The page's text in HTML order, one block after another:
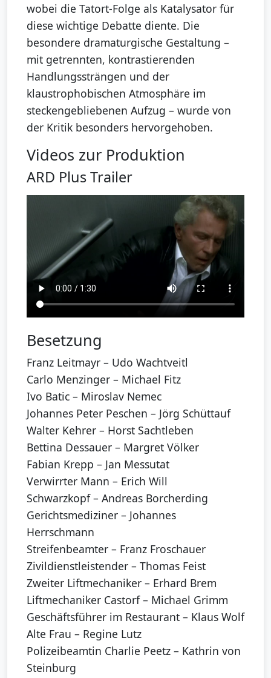
wobei die Tatort-Folge als Katalysator für
diese wichtige Debatte diente. Die
besondere dramaturgische Gestaltung –
mit getrennten, kontrastierenden
Handlungssträngen und der
klaustrophobischen Atmosphäre im
steckengebliebenen Aufzug – wurde von
der Kritik besonders hervorgehoben.
Videos zur Produktion
ARD Plus Trailer
Besetzung
Franz Leitmayr – Udo Wachtveitl
Carlo Menzinger – Michael Fitz
Ivo Batic – Miroslav Nemec
Johannes Peter Peschen – Jörg Schüttauf
Walter Kehrer – Horst Sachtleben
Bettina Dessauer – Margret Völker
Fabian Krepp – Jan Messutat
Verwirrter Mann – Erich Will
Schwarzkopf – Andreas Borcherding
Gerichtsmediziner – Johannes
Herrschmann
Streifenbeamter – Franz Froschauer
Zivildienstleistender – Thomas Feist
Zweiter Liftmechaniker – Erhard Brem
Liftmechaniker Castorf – Michael Grimm
Geschäftsführer im Restaurant – Klaus Wolf
Alte Frau – Regine Lutz
Polizeibeamtin Charlie Peetz – Kathrin von
Steinburg